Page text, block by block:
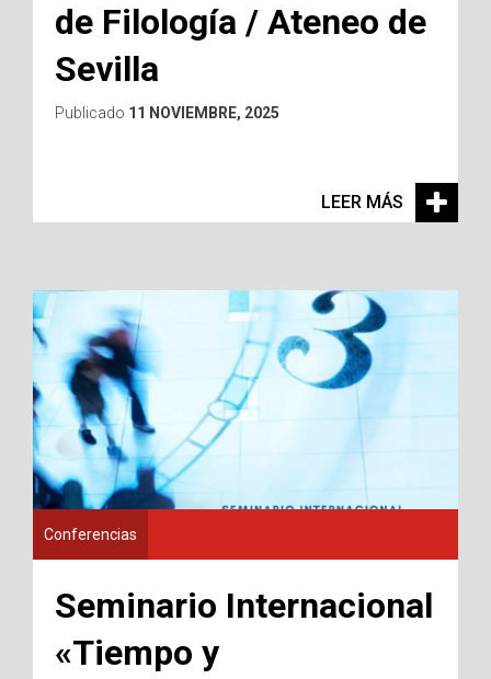
de Filología / Ateneo de
Sevilla
Publicado 11 NOVIEMBRE, 2025
LEER MÁS
Conferencias
Seminario Internacional
«Tiempo y